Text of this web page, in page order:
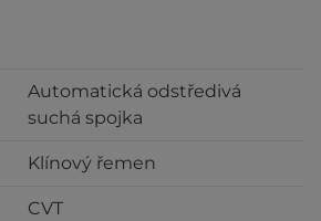
Automatická odstředivá
suchá spojka
Klínový řemen
CVT